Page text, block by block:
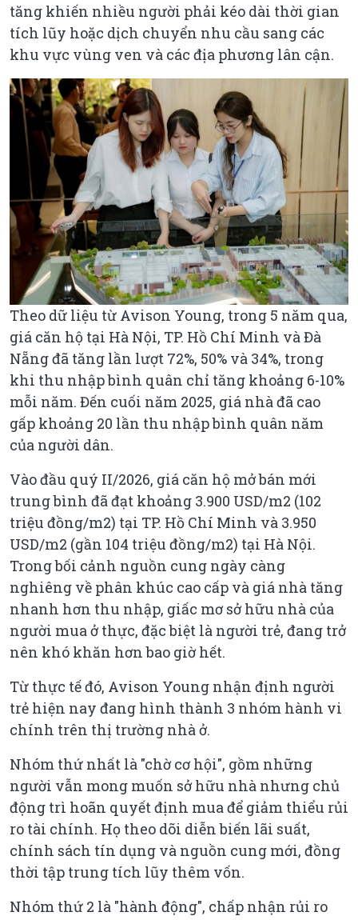
tăng khiến nhiều người phải kéo dài thời gian
tích lũy hoặc dịch chuyển nhu cầu sang các
khu vực vùng ven và các địa phương lân cận.
Theo dữ liệu từ Avison Young, trong 5 năm qua,
giá căn hộ tại Hà Nội, TP. Hồ Chí Minh và Đà
Nẵng đã tăng lần lượt 72%, 50% và 34%, trong
khi thu nhập bình quân chỉ tăng khoảng 6-10%
mỗi năm. Đến cuối năm 2025, giá nhà đã cao
gấp khoảng 20 lần thu nhập bình quân năm
của người dân.
Vào đầu quý II/2026, giá căn hộ mở bán mới
trung bình đã đạt khoảng 3.900 USD/m2 (102
triệu đồng/m2) tại TP. Hồ Chí Minh và 3.950
USD/m2 (gần 104 triệu đồng/m2) tại Hà Nội.
Trong bối cảnh nguồn cung ngày càng
nghiêng về phân khúc cao cấp và giá nhà tăng
nhanh hơn thu nhập, giấc mơ sở hữu nhà của
người mua ở thực, đặc biệt là người trẻ, đang trở
nên khó khăn hơn bao giờ hết.
Từ thực tế đó, Avison Young nhận định người
trẻ hiện nay đang hình thành 3 nhóm hành vi
chính trên thị trường nhà ở.
Nhóm thứ nhất là "chờ cơ hội", gồm những
người vẫn mong muốn sở hữu nhà nhưng chủ
động trì hoãn quyết định mua để giảm thiểu rủi
ro tài chính. Họ theo dõi diễn biến lãi suất,
chính sách tín dụng và nguồn cung mới, đồng
thời tập trung tích lũy thêm vốn.
Nhóm thứ 2 là "hành động", chấp nhận rủi ro